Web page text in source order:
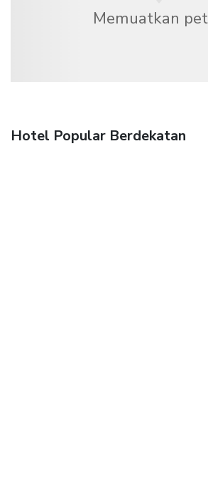
Memuatkan
Hotel Popular Berdekatan